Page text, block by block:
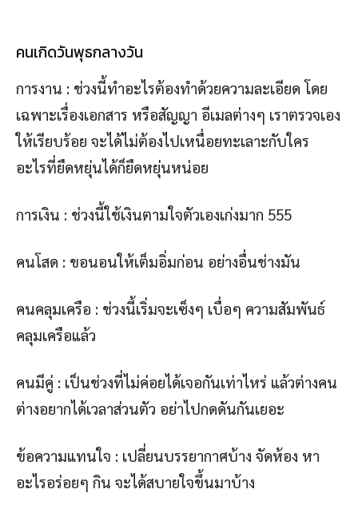
คนเกิดวันพุธกลางวัน
การงาน : ช่วงนี้ทำอะไรต้องทำด้วยความละเอียด โดย
เฉพาะเรื่องเอกสาร หรือสัญญา อีเมลต่างๆ เราตรวจเอง
ให้เรียบร้อย จะได้ไม่ต้องไปเหนื่อยทะเลาะกับใคร
อะไรที่ยืดหยุ่นได้ก็ยืดหยุ่นหน่อย
การเงิน : ช่วงนี้ใช้เงินตามใจตัวเองเก่งมาก 555
คนโสด : ขอนอนให้เต็มอิ่มก่อน อย่างอื่นช่างมัน
คนคลุมเครือ : ช่วงนี้เริ่มจะเซ็งๆ เบื่อๆ ความสัมพันธ์
คลุมเครือแล้ว
คนมีคู่ : เป็นช่วงที่ไม่ค่อยได้เจอกันเท่าไหร่ แล้วต่างคน
ต่างอยากได้เวลาส่วนตัว อย่าไปกดดันกันเยอะ
ข้อความแทนใจ : เปลี่ยนบรรยากาศบ้าง จัดห้อง หา
อะไรอร่อยๆ กิน จะได้สบายใจขึ้นมาบ้าง